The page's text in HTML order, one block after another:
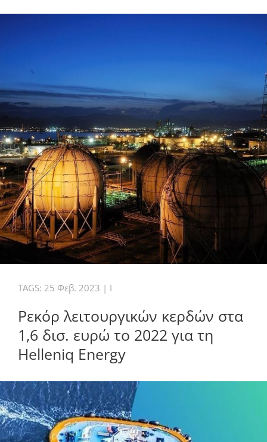
TAGS: 25 Φεβ. 2023 | I
Ρεκόρ λειτουργικών κερδών στα
1,6 δισ. ευρώ το 2022 για τη
Helleniq Energy